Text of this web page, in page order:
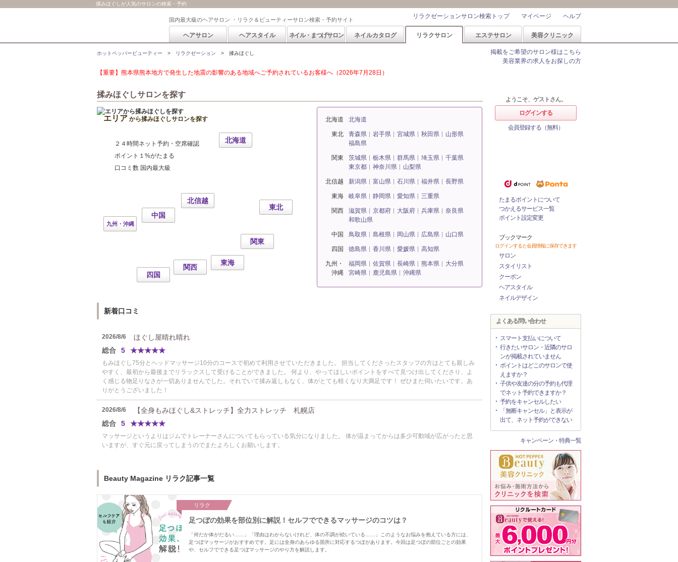
揉みほぐしが人気のサロンの検索・予約
国内最大級のヘアサロン ・リラク＆ビューティーサロン検索・予約サイト ヘルプ
マイページ
リラクゼーションサロン検索トップ
ヘアサロン ヘアスタイル ネイル・まつげサロン ネイルカタログ リラクサロン エステサロン 美容クリニック
ホットペッパービューティー リラクゼーション 揉みほぐし
掲載をご希望のサロン様はこちら
美容業界の求人をお探しの方
【重要】熊本県熊本地方で発生した地震の影響のある地域へご予約されているお客様へ（2026年7月28日）
揉みほぐしサロンを探す
エリア から揉みほぐしサロンを探す
２４時間ネット予約・空席確認
ポイント１%がたまる
口コミ数 国内最大級
北海道
東北
北信越
関東
中国
東海
関西
四国
九州・沖縄
北海道 北海道
東北 青森県 岩手県 宮城県 秋田県
山形県
福島県
関東 茨城県 栃木県 群馬県 埼玉県
千葉県
東京都
神奈川県 山梨県
北信越 新潟県 富山県 石川県 福井県 長野県
東海 岐阜県 静岡県 愛知県 三重県
関西 滋賀県 京都府 大阪府 兵庫県
奈良県
和歌山県
中国 鳥取県 島根県 岡山県 広島県 山口県
四国 徳島県 香川県 愛媛県 高知県
九州・
沖縄
福岡県 佐賀県 長崎県 熊本県
大分県
宮崎県
鹿児島県 沖縄県
新着口コミ
2026/8/6
ほぐし屋晴れ晴れ
総合
5 ★★★★★
もみほぐし75分とヘッドマッサージ10分のコースで初めて利用させていただきました。 担当してくださったスタッフの方はとても親しみ
やすく、最初から最後までリラックスして受けることができました。 何より、やってほしいポイントをすべて見つけ出してくださり、よ
く感じる物足りなさが一切ありませんでした。それでいて揉み返しもなく、体がとても軽くなり大満足です！ ぜひまた伺いたいです。あ
りがとうございました！
2026/8/6
【全身もみほぐし&ストレッチ】全力ストレッチ 札幌店
総合
5 ★★★★★
マッサージというよりはジムでトレーナーさんについてもらっている気分になりました。 体が温まってからは多少可動域が広がったと思
いますが、すぐ元に戻ってしまうのでまたよろしくお願いします。
Beauty Magazine リラク記事一覧
リラク
足つぼの効果を部位別に解説！セルフでできるマッサージのコツは？
「何だか体がだるい……」「理由はわからないけれど、体の不調が続いている……」このようなお悩みを抱えている方には、
足つぼマッサージがおすすめです。足には全身のあらゆる箇所に対応するつぼがあります。今回は足つぼの部位ごとの効果
や、セルフでできる足つぼマッサージのやり方を解説します。
ようこそ、ゲストさん。
ログインする
会員登録する（無料）
たまるポイントについて
つかえるサービス一覧
ポイント設定変更
ブックマーク
ログインすると会員情報に保存できます
サロン
スタイリスト
クーポン
ヘアスタイル
ネイルデザイン
よくある問い合わせ
スマート支払いについて
行きたいサロン・近隣のサロ
ンが掲載されていません
ポイントはどこのサロンで使
えますか？
子供や友達の分の予約も代理
でネット予約できますか？
予約をキャンセルしたい
「無断キャンセル」と表示が
出て、ネット予約ができない
キャンペーン・特典一覧